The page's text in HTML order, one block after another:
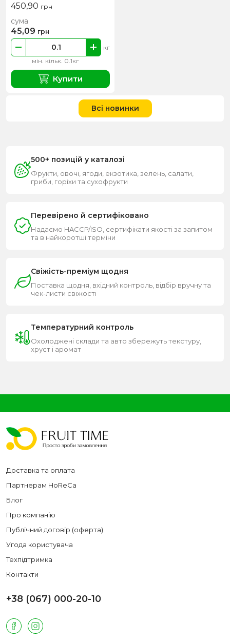
450,90 грн
мін. кільк. 0.1кг
кг
сума
45,09 грн
Купити
Всі новинки
500+ позицій у каталозі
Фрукти, овочі, ягоди, екзотика, зелень, салати,
гриби, горіхи та сухофрукти
Перевірено й сертифіковано
Надаємо HACCP/ISO, сертифікати якості за запитом
та в найкоротші терміни
Свіжість-преміум щодня
Поставка щодня, вхідний контроль, відбір вручну та
чек-листи свіжості
Температурний контроль
Охолоджені склади та авто збережуть текстуру,
хруст і аромат
Доставка та оплата
Партнерам HoReCa
Блог
Про компанію
Публічний договір (оферта)
Угода користувача
Техпідтримка
Контакти
+38 (067) 000-20-10